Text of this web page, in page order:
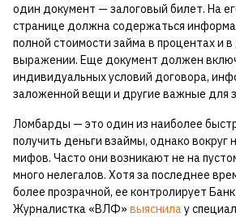
один документ — залоговый билет. На
странице должна содержаться
полной стоимости займа в процентах и
выражении. Еще документ должен
индивидуальных условий договора,
заложенной вещи и другие важные для
Ломбарды — это один из наиболее
получить деньги взаймы, однако вокруг
мифов. Часто они возникают не на
много нелегалов. Хотя за последнее
более прозрачной, ее контролирует
Журналистка «ВЛФ» выяснилау